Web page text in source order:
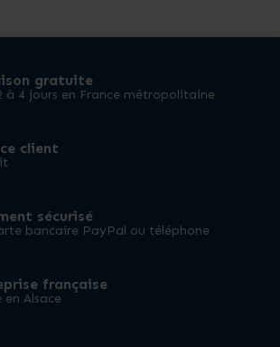
gratuite
à 4 jours en France métropolitaine
client
sécurisé
bancaire PayPal ou téléphone
française
en Alsace